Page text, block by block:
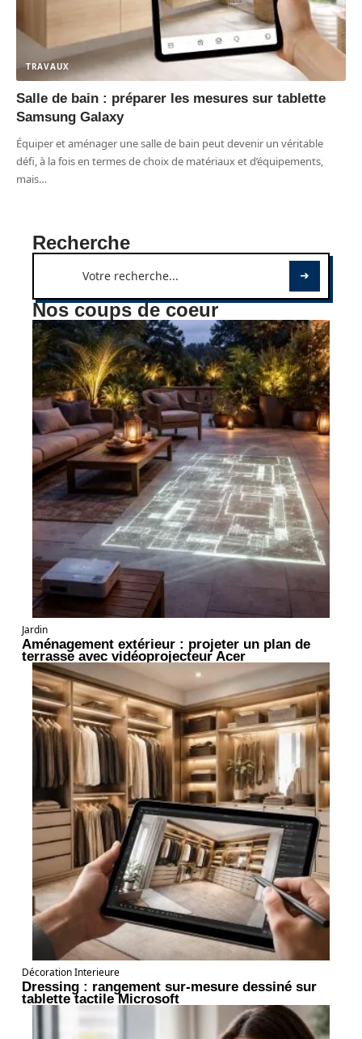
TRAVAUX
Salle de bain : préparer les mesures sur tablette
Samsung Galaxy
Équiper et aménager une salle de bain peut devenir un véritable
défi, à la fois en termes de choix de matériaux et d’équipements,
mais…
Recherche
Nos coups de coeur
Jardin
Aménagement extérieur : projeter un plan de
terrasse avec vidéoprojecteur Acer
Décoration Interieure
Dressing : rangement sur-mesure dessiné sur
tablette tactile Microsoft